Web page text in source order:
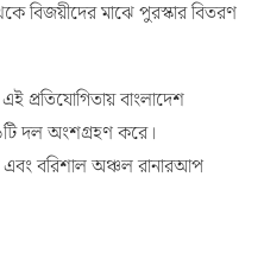
দল অংশগ্রহণ করে।
বরিশাল অঞ্চল রানারআপ